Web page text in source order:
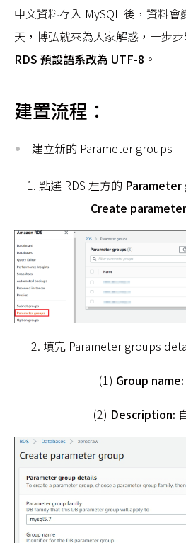
中文資料存入 MySQL 後，資料
天，博弘就來為大家解惑，一步
RDS 預設語系改為 UTF-8 。
建置流程：
建立新的 Parameter groups
1. 點選 RDS 左方的 Parameter
Create
2. 填完 Parameter groups
(1) Group name:
(2) Description: